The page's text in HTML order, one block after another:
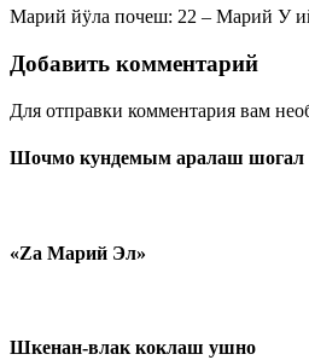
Марий йӱла почеш: 22 – Марий У
Добавить комментарий
Для отправки комментария вам
Шочмо кундемым аралаш шогал
«Zа Марий Эл»
Шкенан-влак коклаш ушно